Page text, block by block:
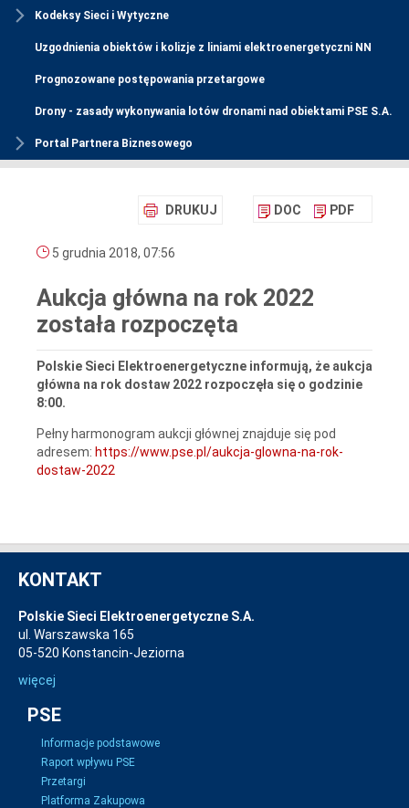
Kodeksy Sieci i Wytyczne
Uzgodnienia obiektów i kolizje z liniami elektroenergetyczni NN
Prognozowane postępowania przetargowe
Drony - zasady wykonywania lotów dronami nad obiektami PSE S.A.
Portal Partnera Biznesowego
DRUKUJ DOC PDF
5 grudnia 2018, 07:56
Aukcja główna na rok 2022
została rozpoczęta
Polskie Sieci Elektroenergetyczne informują, że aukcja
główna na rok dostaw 2022 rozpoczęła się o godzinie
8:00.
Pełny harmonogram aukcji głównej znajduje się pod
adresem: https://www.pse.pl/aukcja-glowna-na-rok-
dostaw-2022
KONTAKT
Polskie Sieci Elektroenergetyczne S.A.
ul. Warszawska 165
05-520 Konstancin-Jeziorna
więcej
PSE
Informacje podstawowe
Raport wpływu PSE
Przetargi
Platforma Zakupowa